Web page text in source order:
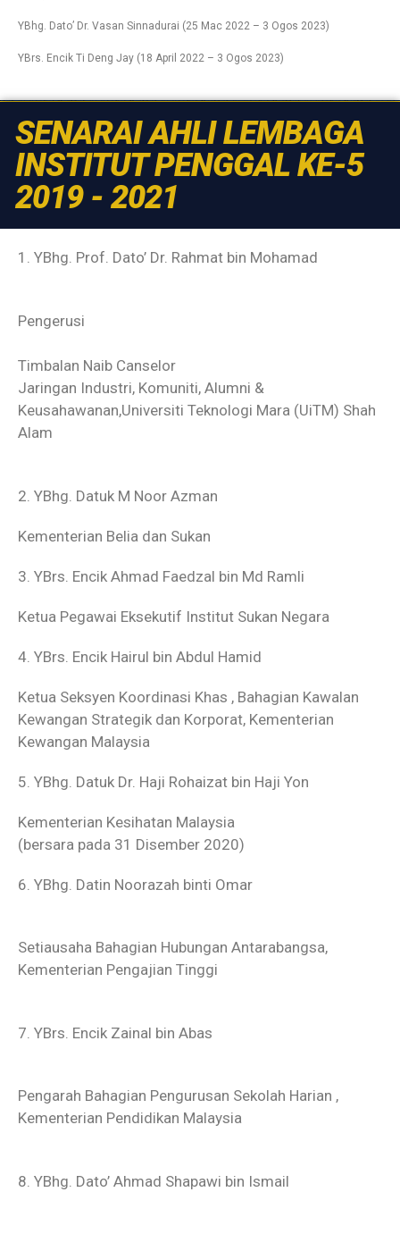
YBhg. Dato’ Dr. Vasan Sinnadurai (25 Mac 2022 – 3 Ogos 2023)
YBrs. Encik Ti Deng Jay (18 April 2022 – 3 Ogos 2023)
SENARAI AHLI LEMBAGA
INSTITUT PENGGAL KE-5
2019 - 2021
1. YBhg. Prof. Dato’ Dr. Rahmat bin Mohamad
Pengerusi
Timbalan Naib Canselor
Jaringan Industri, Komuniti, Alumni &
Keusahawanan,Universiti Teknologi Mara (UiTM) Shah
Alam
2. YBhg. Datuk M Noor Azman
Kementerian Belia dan Sukan
3. YBrs. Encik Ahmad Faedzal bin Md Ramli
Ketua Pegawai Eksekutif Institut Sukan Negara
4. YBrs. Encik Hairul bin Abdul Hamid
Ketua Seksyen Koordinasi Khas , Bahagian Kawalan
Kewangan Strategik dan Korporat, Kementerian
Kewangan Malaysia
5. YBhg. Datuk Dr. Haji Rohaizat bin Haji Yon
Kementerian Kesihatan Malaysia
(bersara pada 31 Disember 2020)
6. YBhg. Datin Noorazah binti Omar
Setiausaha Bahagian Hubungan Antarabangsa,
Kementerian Pengajian Tinggi
7. YBrs. Encik Zainal bin Abas
Pengarah Bahagian Pengurusan Sekolah Harian ,
Kementerian Pendidikan Malaysia
8. YBhg. Dato’ Ahmad Shapawi bin Ismail